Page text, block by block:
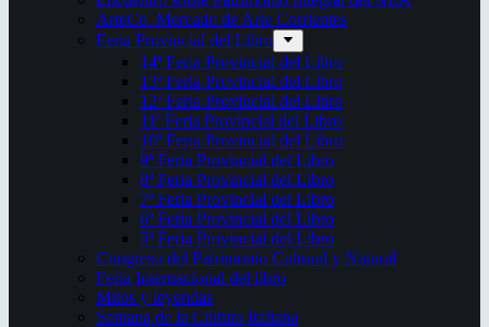
ArteCo. Mercado de Arte Corrientes
Feria Provincial del Libro
14ª Feria Provincial del Libro
13ª Feria Provincial del Libro
12ª Feria Provincial del Libro
11ª Feria Provincial del Libro
10ª Feria Provincial del Libro
9ª Feria Provincial del Libro
8ª Feria Provincial del Libro
7ª Feria Provincial del Libro
6ª Feria Provincial del Libro
5ª Feria Provincial del Libro
Congreso del Patrimonio Cultural y Natural
Feria Internacional del libro
Mitos y leyendas
Semana de la Cultura Italiana